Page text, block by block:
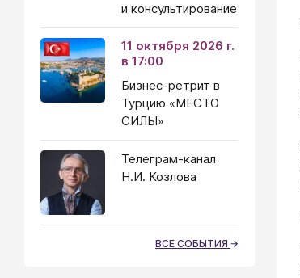
и консультирование
11 октября 2026 г.
в 17:00
Бизнес-ретрит в
Турцию «МЕСТО
СИЛЫ»
Телеграм-канал
Н.И. Козлова
ВСЕ СОБЫТИЯ